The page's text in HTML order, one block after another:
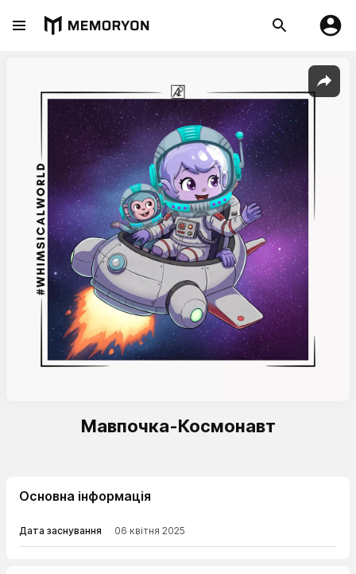
Мавпочка-Космонавт
Основна інформація
Дата заснування 06 квітня 2025